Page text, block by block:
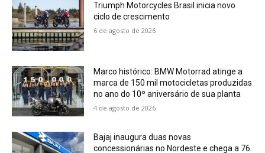
Triumph Motorcycles Brasil inicia novo
ciclo de crescimento
6 de agosto de 2026
Marco histórico: BMW Motorrad atinge a
marca de 150 mil motocicletas produzidas
no ano do 10º aniversário de sua planta
4 de agosto de 2026
Bajaj inaugura duas novas
concessionárias no Nordeste e chega a 76